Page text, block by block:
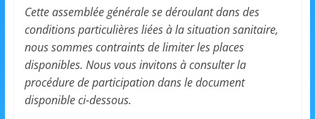
l'Animation
–
Cette assemblée générale se déroulant dans des
conditions particulières liées à la situation sanitaire,
nous sommes contraints de limiter les places
disponibles. Nous vous invitons à consulter la
procédure de participation dans le document
disponible ci-dessous.